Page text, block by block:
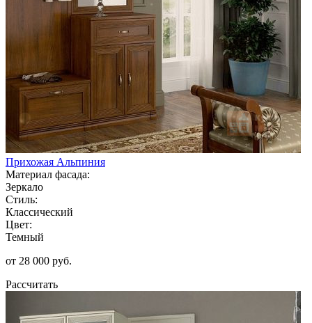
Прихожая Альпиния
Материал фасада:
Зеркало
Стиль:
Классический
Цвет:
Темный
от 28 000 руб.
Рассчитать